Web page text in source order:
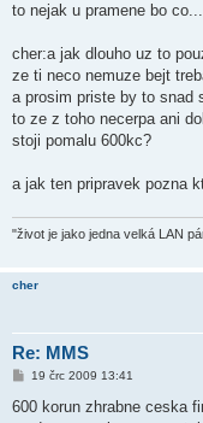
p
e
k
to nejak u pramene bo
cher:a jak dlouho uz to
ze ti neco nemuze bejt
a prosim priste by to snad
to ze z toho necerpa ani
stoji pomalu 600kc?
a jak ten pripravek pozna
"život je jako jedna velká LAN
cher
Re: MMS
P
í
19 črc 2009 13:41
600 korun zhrabne ceska